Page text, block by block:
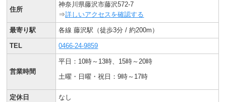
住所
神奈川県藤沢市藤沢572-7
⇒詳しいアクセスを確認する
最寄り駅 各線 藤沢駅（徒歩3分 / 約200m）
TEL 0466-24-9859
営業時間
平日：10時～13時、15時～20時
土曜・日曜・祝日：9時～17時
定休日 なし